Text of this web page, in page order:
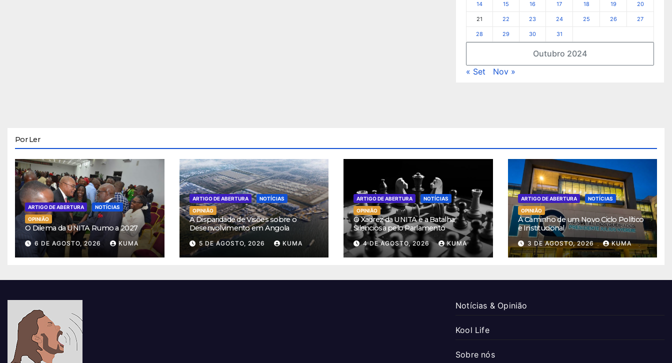
Outubro 2024
14 15 16 17 18 19 20
21 22 23 24 25 26 27
28 29 30 31
« Set Nov »
Por Ler
ARTIGO DE ABERTURA
NOTÍCIAS
OPINIÃO
O Dilema da UNITA Rumo a 2027
6 DE AGOSTO, 2026 KUMA
ARTIGO DE ABERTURA
NOTÍCIAS
OPINIÃO
A Disparidade de Visões sobre o
Desenvolvimento em Angola
5 DE AGOSTO, 2026 KUMA
ARTIGO DE ABERTURA
NOTÍCIAS
OPINIÃO
O Xadrez da UNITA e a Batalha
Silenciosa pelo Parlamento
4 DE AGOSTO, 2026 KUMA
ARTIGO DE ABERTURA
NOTÍCIAS
OPINIÃO
A Caminho de um Novo Ciclo Político
e Institucional
3 DE AGOSTO, 2026 KUMA
Notícias & Opinião
Kool Life
Sobre nós